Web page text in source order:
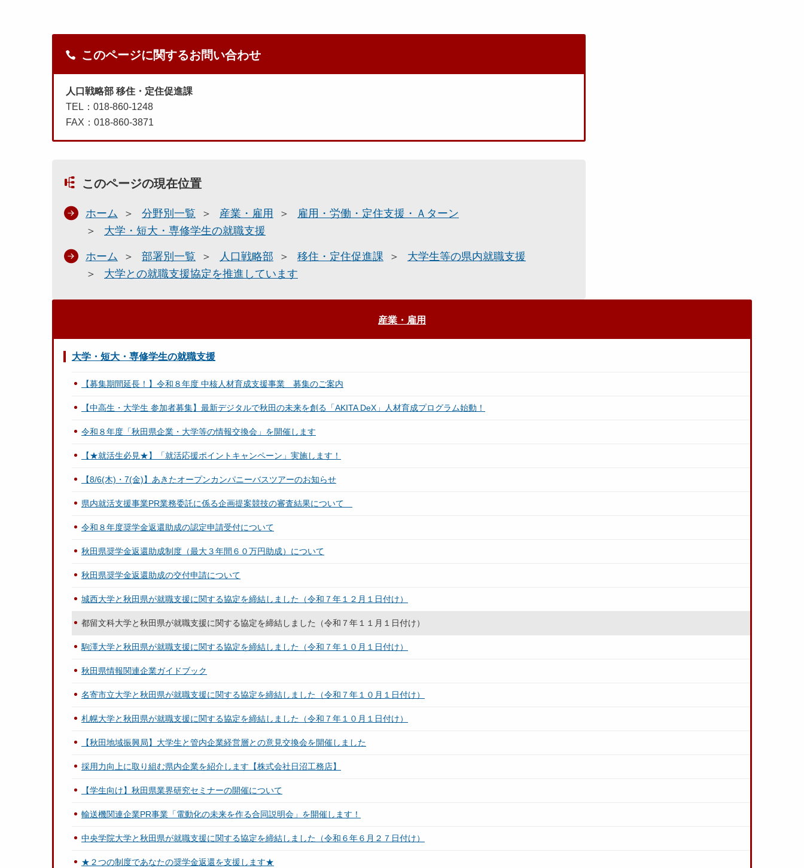
このページに関するお問い合わせ
人口戦略部 移住・定住促進課
TEL：018-860-1248
FAX：018-860-3871
このページの現在位置
ホーム 分野別一覧 産業・雇用
雇用・労働・定住支援・Ａターン
大学・短大・専修学生の就職支援
ホーム 部署別一覧 人口戦略部 移住・定住促進課
大学生等の県内就職支援
大学との就職支援協定を推進しています
産業・雇用
大学・短大・専修学生の就職支援
【募集期間延長！】令和８年度 中核人材育成支援事業 募集のご案内
【中高生・大学生 参加者募集】最新デジタルで秋田の未来を創る「AKITA DeX」人材育成プログラム始動！
令和８年度「秋田県企業・大学等の情報交換会」を開催します
【★就活生必見★】「就活応援ポイントキャンペーン」実施します！
【8/6(木)・7(金)】あきたオープンカンパニーバスツアーのお知らせ
県内就活支援事業PR業務委託に係る企画提案競技の審査結果について
令和８年度奨学金返還助成の認定申請受付について
秋田県奨学金返還助成制度（最大３年間６０万円助成）について
秋田県奨学金返還助成の交付申請について
城西大学と秋田県が就職支援に関する協定を締結しました（令和７年１２月１日付け）
都留文科大学と秋田県が就職支援に関する協定を締結しました（令和７年１１月１日付け）
駒澤大学と秋田県が就職支援に関する協定を締結しました（令和７年１０月１日付け）
秋田県情報関連企業ガイドブック
名寄市立大学と秋田県が就職支援に関する協定を締結しました（令和７年１０月１日付け）
札幌大学と秋田県が就職支援に関する協定を締結しました（令和７年１０月１日付け）
【秋田地域振興局】大学生と管内企業経営層との意見交換会を開催しました
採用力向上に取り組む県内企業を紹介します【株式会社日沼工務店】
【学生向け】秋田県業界研究セミナーの開催について
輸送機関連企業PR事業「電動化の未来を作る合同説明会」を開催します！
中央学院大学と秋田県が就職支援に関する協定を締結しました（令和６年６月２７日付け）
★２つの制度であなたの奨学金返還を支援します★